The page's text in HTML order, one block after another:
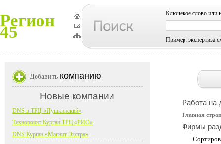
Регион
45
Ключевое слово или
Пример: экспертиза
Работа на
Главная
Фирмы
Добавить компанию
Новые компании
DNS в ТРЦ «Пушкинский»
Технопоинт Курган ТРЦ «РИО»
DNS Курган «Магнит Экстра»